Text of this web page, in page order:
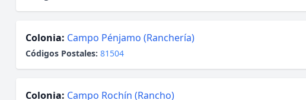
Colonia: Campo Pénjamo (Ranchería)
Códigos Postales: 81504
Colonia: Campo Rochín (Rancho)